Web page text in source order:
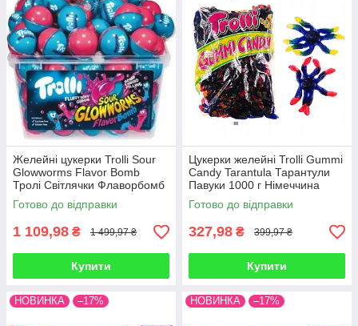
Желейні цукерки Trolli Sour
Glowworms Flavor Bomb
Тролі Світлячки Флаворбомб
60 штук 1128 г Німеччина
Готово до відправки
1 109,98 ₴ 1 499,97 ₴
Купити
Цукерки желейні Trolli Gummi
Candy Tarantula Тарантули
Павуки 1000 г Німеччина
Готово до відправки
327,98 ₴ 399,97 ₴
Купити
НОВИНКА –17% НОВИНКА –17%